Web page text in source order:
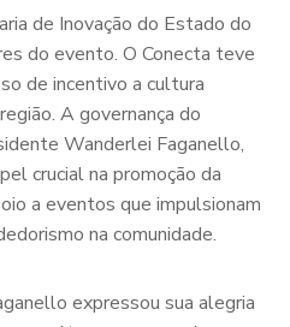
de Inovação do Estado do
do evento. O Conecta teve
de incentivo a cultura
A governança do
Wanderlei Faganello,
crucial na promoção da
a eventos que impulsionam
na comunidade.
expressou sua alegria